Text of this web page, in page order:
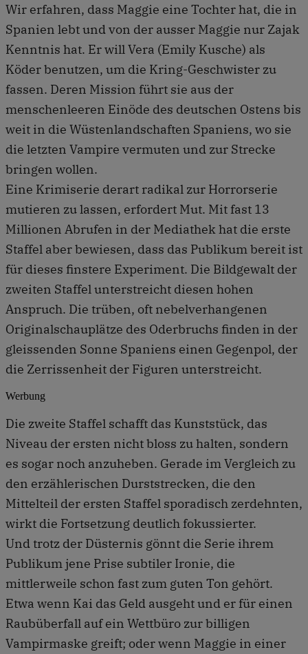
Wir erfahren, dass Maggie eine Tochter hat, die in
Spanien lebt und von der ausser Maggie nur Zajak
Kenntnis hat. Er will Vera (Emily Kusche) als
Köder benutzen, um die Kring-Geschwister zu
fassen. Deren Mission führt sie aus der
menschenleeren Einöde des deutschen Ostens bis
weit in die Wüstenlandschaften Spaniens, wo sie
die letzten Vampire vermuten und zur Strecke
bringen wollen.
Eine Krimiserie derart radikal zur Horrorserie
mutieren zu lassen, erfordert Mut. Mit fast 13
Millionen Abrufen in der Mediathek hat die erste
Staffel aber bewiesen, dass das Publikum bereit ist
für dieses finstere Experiment. Die Bildgewalt der
zweiten Staffel unterstreicht diesen hohen
Anspruch. Die trüben, oft nebelverhangenen
Originalschauplätze des Oderbruchs finden in der
gleissenden Sonne Spaniens einen Gegenpol, der
die Zerrissenheit der Figuren unterstreicht.
Werbung
Die zweite Staffel schafft das Kunststück, das
Niveau der ersten nicht bloss zu halten, sondern
es sogar noch anzuheben. Gerade im Vergleich zu
den erzählerischen Durststrecken, die den
Mittelteil der ersten Staffel sporadisch zerdehnten,
wirkt die Fortsetzung deutlich fokussierter.
Und trotz der Düsternis gönnt die Serie ihrem
Publikum jene Prise subtiler Ironie, die
mittlerweile schon fast zum guten Ton gehört.
Etwa wenn Kai das Geld ausgeht und er für einen
Raubüberfall auf ein Wettbüro zur billigen
Vampirmaske greift; oder wenn Maggie in einer